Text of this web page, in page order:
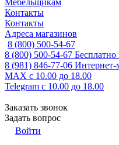
Мебельщикам
Контакты
Контакты
Адреса магазинов
8 (800) 500-54-67
8 (800) 500-54-67
8 (981) 846-77-06 Интернет-
MAX с 10.00 до 18.00
Telegram с 10.00 до 18.00
Заказать звонок
Задать вопрос
Войти